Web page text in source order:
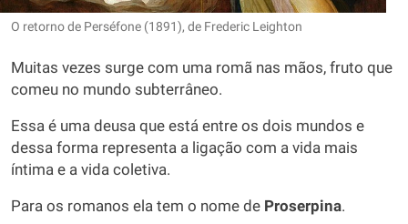
O retorno de Perséfone (1891), de Frederic Leighton
Muitas vezes surge com uma romã nas mãos, fruto que
comeu no mundo subterrâneo.
Essa é uma deusa que está entre os dois mundos e
dessa forma representa a ligação com a vida mais
íntima e a vida coletiva.
Para os romanos ela tem o nome de Proserpina.